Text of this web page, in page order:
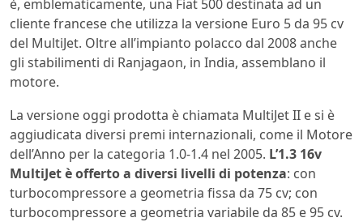
è, emblematicamente, una Fiat 500 destinata ad un
cliente francese che utilizza la versione Euro 5 da 95 cv
del MultiJet. Oltre all’impianto polacco dal 2008 anche
gli stabilimenti di Ranjagaon, in India, assemblano il
motore.
La versione oggi prodotta è chiamata MultiJet II e si è
aggiudicata diversi premi internazionali, come il Motore
dell’Anno per la categoria 1.0-1.4 nel 2005. L’1.3 16v
MultiJet è offerto a diversi livelli di potenza: con
turbocompressore a geometria fissa da 75 cv; con
turbocompressore a geometria variabile da 85 e 95 cv.